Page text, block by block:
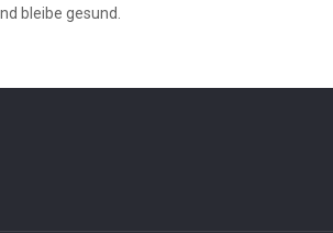
bleibe gesund.